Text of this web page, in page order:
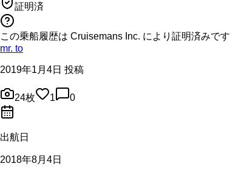
証明済
この乗船履歴は Cruisemans Inc. により証明済みです
mr. to
2019年1月4日 投稿
24枚 1 0
出航日
2018年8月4日